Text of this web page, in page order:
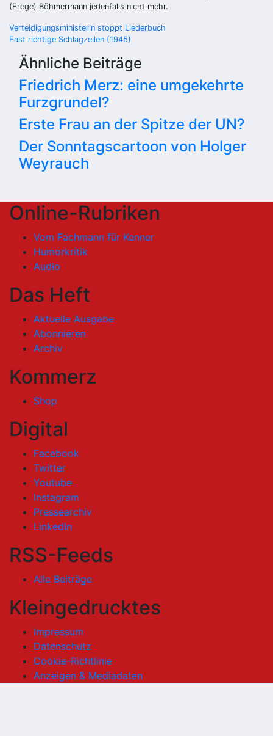
(Frege) Böhmermann jedenfalls nicht mehr.
Beitragsnavigation
Verteidigungsministerin stoppt Liederbuch
Fast richtige Schlagzeilen (1945)
Ähnliche Beiträge
Friedrich Merz: eine umgekehrte
Furzgrundel?
Erste Frau an der Spitze der UN?
Der Sonntagscartoon von Holger
Weyrauch
Online-Rubriken
Vom Fachmann für Kenner
Humorkritik
Audio
Das Heft
Aktuelle Ausgabe
Abonnieren
Archiv
Kommerz
Shop
Digital
Facebook
Twitter
Youtube
Instagram
Pressearchiv
LinkedIn
RSS-Feeds
Alle Beiträge
Kleingedrucktes
Impressum
Datenschutz
Cookie-Richtlinie
Anzeigen & Mediadaten